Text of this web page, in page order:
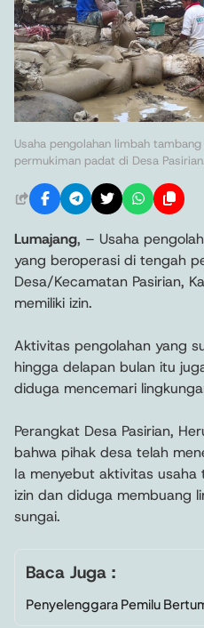
Usaha pengolahan limbah
permukiman padat di Desa Pasirian.
Lumajang, – Usaha
yang beroperasi di tengah
Desa/Kecamatan Pasirian,
memiliki izin.
Aktivitas pengolahan yang
hingga delapan bulan itu
diduga mencemari
Perangkat Desa Pasirian,
bahwa pihak desa telah
Ia menyebut aktivitas
izin dan diduga membuang
sungai.
Baca Juga :
Penyelenggara Pemilu